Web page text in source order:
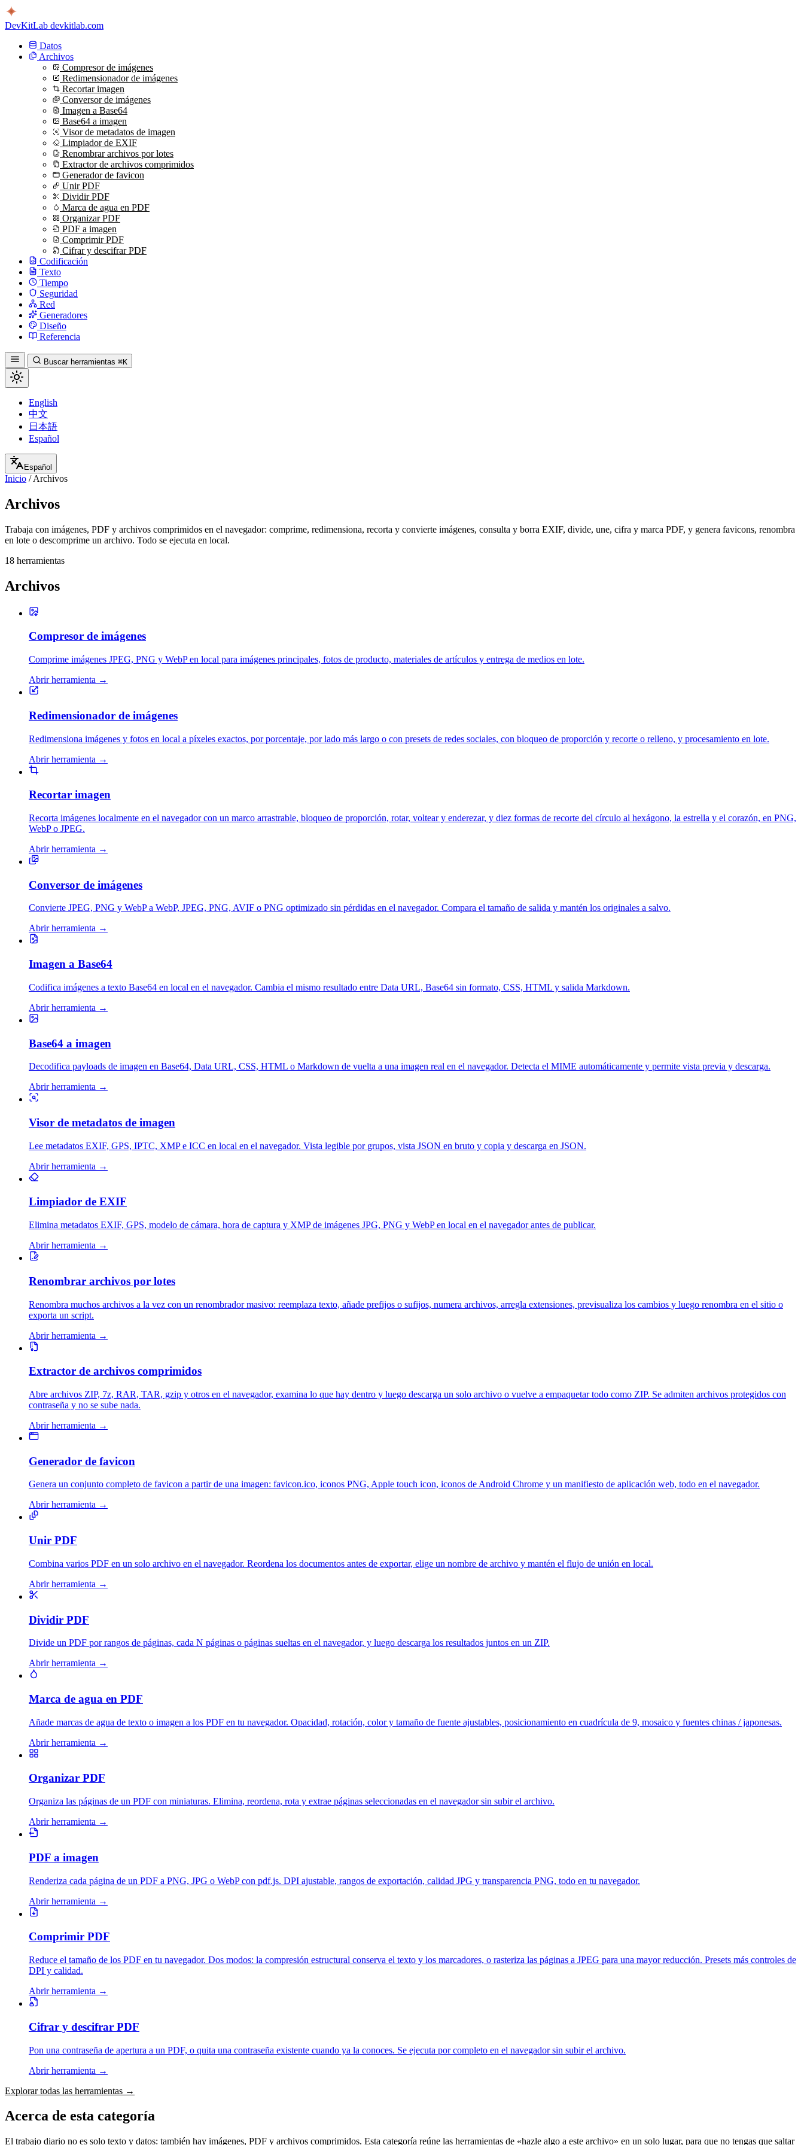
DevKitLab devkitlab.com
Datos
Archivos
Compresor de imágenes
Redimensionador de imágenes
Recortar imagen
Conversor de imágenes
Imagen a Base64
Base64 a imagen
Visor de metadatos de imagen
Limpiador de EXIF
Renombrar archivos por lotes
Extractor de archivos comprimidos
Generador de favicon
Unir PDF
Dividir PDF
Marca de agua en PDF
Organizar PDF
PDF a imagen
Comprimir PDF
Cifrar y descifrar PDF
Codificación
Texto
Tiempo
Seguridad
Red
Generadores
Diseño
Referencia
Buscar herramientas ⌘K
English
中文
日本語
Español
Español
Inicio / Archivos
Archivos
Trabaja con imágenes, PDF y archivos comprimidos en el navegador: comprime, redimensiona, recorta y convierte imágenes, consulta y borra EXIF, divide, une, cifra y marca PDF, y genera favicons, renombra
en lote o descomprime un archivo. Todo se ejecuta en local.
18 herramientas
Archivos
Compresor de imágenes
Comprime imágenes JPEG, PNG y WebP en local para imágenes principales, fotos de producto, materiales de artículos y entrega de medios en lote.
Abrir herramienta →
Redimensionador de imágenes
Redimensiona imágenes y fotos en local a píxeles exactos, por porcentaje, por lado más largo o con presets de redes sociales, con bloqueo de proporción y recorte o relleno, y procesamiento en lote.
Abrir herramienta →
Recortar imagen
Recorta imágenes localmente en el navegador con un marco arrastrable, bloqueo de proporción, rotar, voltear y enderezar, y diez formas de recorte del círculo al hexágono, la estrella y el corazón, en PNG,
WebP o JPEG.
Abrir herramienta →
Conversor de imágenes
Convierte JPEG, PNG y WebP a WebP, JPEG, PNG, AVIF o PNG optimizado sin pérdidas en el navegador. Compara el tamaño de salida y mantén los originales a salvo.
Abrir herramienta →
Imagen a Base64
Codifica imágenes a texto Base64 en local en el navegador. Cambia el mismo resultado entre Data URL, Base64 sin formato, CSS, HTML y salida Markdown.
Abrir herramienta →
Base64 a imagen
Decodifica payloads de imagen en Base64, Data URL, CSS, HTML o Markdown de vuelta a una imagen real en el navegador. Detecta el MIME automáticamente y permite vista previa y descarga.
Abrir herramienta →
Visor de metadatos de imagen
Lee metadatos EXIF, GPS, IPTC, XMP e ICC en local en el navegador. Vista legible por grupos, vista JSON en bruto y copia y descarga en JSON.
Abrir herramienta →
Limpiador de EXIF
Elimina metadatos EXIF, GPS, modelo de cámara, hora de captura y XMP de imágenes JPG, PNG y WebP en local en el navegador antes de publicar.
Abrir herramienta →
Renombrar archivos por lotes
Renombra muchos archivos a la vez con un renombrador masivo: reemplaza texto, añade prefijos o sufijos, numera archivos, arregla extensiones, previsualiza los cambios y luego renombra en el sitio o
exporta un script.
Abrir herramienta →
Extractor de archivos comprimidos
Abre archivos ZIP, 7z, RAR, TAR, gzip y otros en el navegador, examina lo que hay dentro y luego descarga un solo archivo o vuelve a empaquetar todo como ZIP. Se admiten archivos protegidos con
contraseña y no se sube nada.
Abrir herramienta →
Generador de favicon
Genera un conjunto completo de favicon a partir de una imagen: favicon.ico, iconos PNG, Apple touch icon, iconos de Android Chrome y un manifiesto de aplicación web, todo en el navegador.
Abrir herramienta →
Unir PDF
Combina varios PDF en un solo archivo en el navegador. Reordena los documentos antes de exportar, elige un nombre de archivo y mantén el flujo de unión en local.
Abrir herramienta →
Dividir PDF
Divide un PDF por rangos de páginas, cada N páginas o páginas sueltas en el navegador, y luego descarga los resultados juntos en un ZIP.
Abrir herramienta →
Marca de agua en PDF
Añade marcas de agua de texto o imagen a los PDF en tu navegador. Opacidad, rotación, color y tamaño de fuente ajustables, posicionamiento en cuadrícula de 9, mosaico y fuentes chinas / japonesas.
Abrir herramienta →
Organizar PDF
Organiza las páginas de un PDF con miniaturas. Elimina, reordena, rota y extrae páginas seleccionadas en el navegador sin subir el archivo.
Abrir herramienta →
PDF a imagen
Renderiza cada página de un PDF a PNG, JPG o WebP con pdf.js. DPI ajustable, rangos de exportación, calidad JPG y transparencia PNG, todo en tu navegador.
Abrir herramienta →
Comprimir PDF
Reduce el tamaño de los PDF en tu navegador. Dos modos: la compresión estructural conserva el texto y los marcadores, o rasteriza las páginas a JPEG para una mayor reducción. Presets más controles de
DPI y calidad.
Abrir herramienta →
Cifrar y descifrar PDF
Pon una contraseña de apertura a un PDF, o quita una contraseña existente cuando ya la conoces. Se ejecuta por completo en el navegador sin subir el archivo.
Abrir herramienta →
Explorar todas las herramientas →
Acerca de esta categoría
El trabajo diario no es solo texto y datos: también hay imágenes, PDF y archivos comprimidos. Esta categoría reúne las herramientas de «hazle algo a este archivo» en un solo lugar, para que no tengas que saltar